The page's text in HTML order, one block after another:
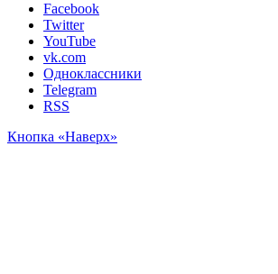
Facebook
Twitter
YouTube
vk.com
Одноклассники
Telegram
RSS
Кнопка «Наверх»